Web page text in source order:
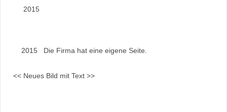
2015
2015 Die Firma hat eine eigene Seite.
<< Neues Bild mit Text >>